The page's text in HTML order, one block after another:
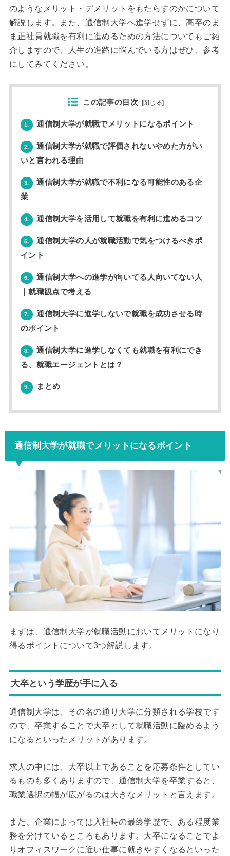
のようなメリット・デメリットをもたらすのかについて
解説します。また、通信制大学へ進学せずに、高卒のま
ま正社員就職を有利に進めるための方法についてもご紹
介しますので、人生の進路に悩んでいる方はぜひ、参考
にしてみてください。
この記事の目次 [閉じる]
1. 通信制大学が就職でメリットになるポイント
2.
通信制大学が就職で評価されないやめた方がい
いと言われる理由
3.
通信制大学が就職で不利になる可能性のある企
業
4. 通信制大学を活用して就職を有利に進めるコツ
5.
通信制大学の人が就職活動で気をつけるべきポ
イント
6.
通信制大学への進学が向いてる人向いてない人
｜就職観点で考える
7.
通信制大学に進学しないで就職を成功させる時
のポイント
8.
通信制大学に進学しなくても就職を有利にでき
る、就職エージェントとは？
9. まとめ
通信制大学が就職でメリットになるポイント
まずは、通信制大学が就職活動においてメリットになり
得るポイントについて3つ解説します。
大卒という学歴が手に入る
通信制大学は、その名の通り大学に分類される学校です
ので、卒業することで大卒として就職活動に臨めるよう
になるといったメリットがあります。
求人の中には、大卒以上であることを応募条件としてい
るものも多くありますので、通信制大学を卒業すると、
職業選択の幅が広がるのは大きなメリットと言えます。
また、企業によっては入社時の最終学歴で、ある程度業
務を分けているところもあります。大卒になることでよ
りオフィスワークに近い仕事に就きやすくなるといった